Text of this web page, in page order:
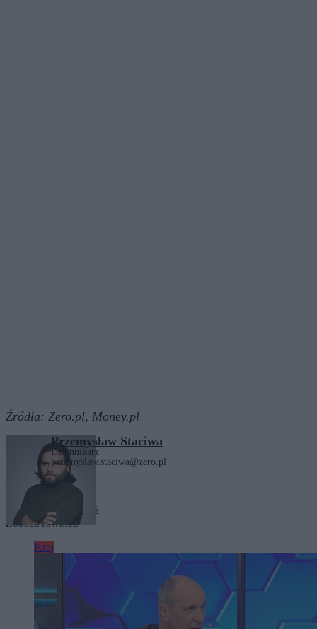
Źródła: Zero.pl, Money.pl
Przemysław Staciwa
Dziennikarz
przemyslaw.staciwa@zero.pl
Tagi: PiS
Zobacz również
Kraj